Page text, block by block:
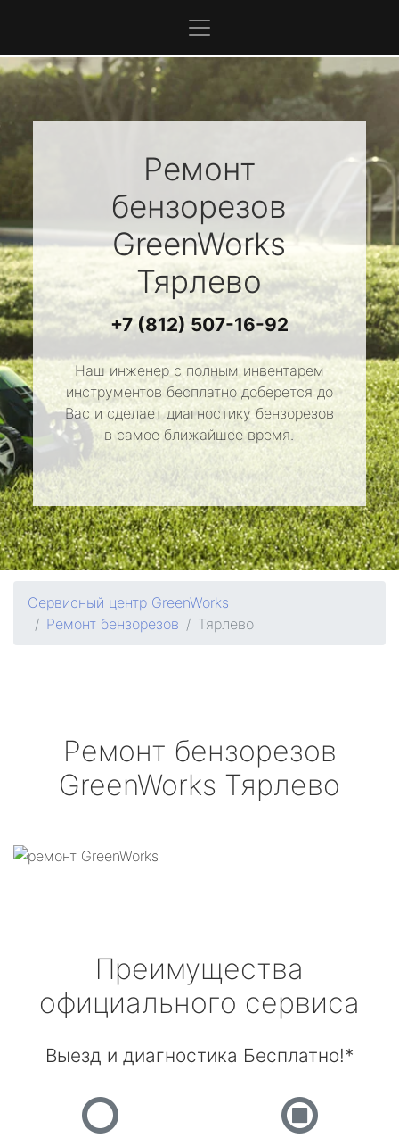
Ремонт
бензорезов
GreenWorks
Тярлево
+7 (812) 507-16-92
Наш инженер с полным инвентарем
инструментов бесплатно доберется до
Вас и сделает диагностику бензорезов
в самое ближайшее время.
Сервисный центр GreenWorks
Ремонт бензорезов
Тярлево
Ремонт бензорезов
GreenWorks Тярлево
Преимущества
официального сервиса
Выезд и диагностика Бесплатно!*